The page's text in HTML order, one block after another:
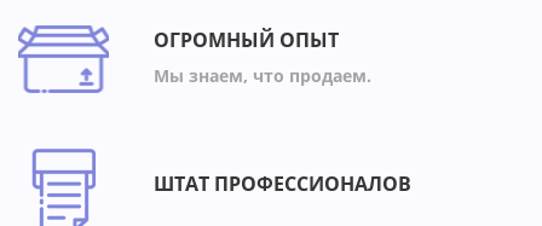
ОГРОМНЫЙ ОПЫТ
Мы знаем, что продаем.
ШТАТ ПРОФЕССИОНАЛОВ